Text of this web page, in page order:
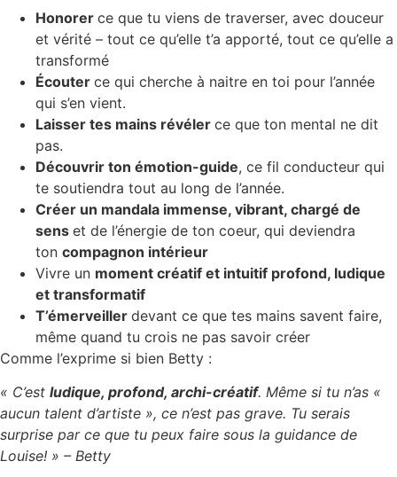
Honorer ce que tu viens de traverser, avec douceur
et vérité – tout ce qu’elle t’a apporté, tout ce qu’elle a
transformé
Écouter ce qui cherche à naitre en toi pour l’année
qui s’en vient.
Laisser tes mains révéler ce que ton mental ne dit
pas.
Découvrir ton émotion-guide, ce fil conducteur qui
te soutiendra tout au long de l’année.
Créer un mandala immense, vibrant, chargé de
sens et de l’énergie de ton coeur, qui deviendra
ton compagnon intérieur
Vivre un moment créatif et intuitif profond, ludique
et transformatif
T’émerveiller devant ce que tes mains savent faire,
même quand tu crois ne pas savoir créer
Comme l’exprime si bien Betty :
« C’est ludique, profond, archi-créatif. Même si tu n’as «
aucun talent d’artiste », ce n’est pas grave. Tu serais
surprise par ce que tu peux faire sous la guidance de
Louise! » – Betty